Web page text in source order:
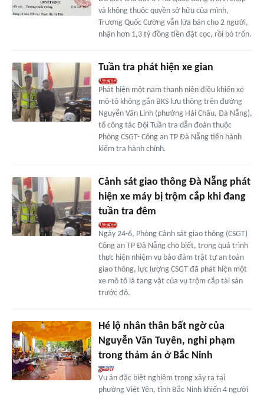
và không thuộc quyền sở hữu của mình,
Trương Quốc Cường vẫn lừa bán cho 2 người,
nhận hơn 1,3 tỷ đồng tiền đặt cọc, rồi bỏ trốn.
Tuần tra phát hiện xe gian
Phát hiện một nam thanh niên điều khiển xe
mô-tô không gắn BKS lưu thông trên đường
Nguyễn Văn Linh (phường Hải Châu, Đà Nẵng),
tổ công tác Đội Tuần tra dẫn đoàn thuộc
Phòng CSGT- Công an TP Đà Nẵng tiến hành
kiểm tra hành chính.
Cảnh sát giao thông Đà Nẵng phát
hiện xe máy bị trộm cắp khi đang
tuần tra đêm
Ngày 24-6, Phòng Cảnh sát giao thông (CSGT)
Công an TP Đà Nẵng cho biết, trong quá trình
thực hiện nhiệm vụ bảo đảm trật tự an toàn
giao thông, lực lượng CSGT đã phát hiện một
xe mô tô là tang vật của vụ trộm cắp tài sản
trước đó.
Hé lộ nhân thân bất ngờ của
Nguyễn Văn Tuyên, nghi phạm
trong thảm án ở Bắc Ninh
Vụ án đặc biệt nghiêm trọng xảy ra tại
phường Việt Yên, tỉnh Bắc Ninh khiến 4 người